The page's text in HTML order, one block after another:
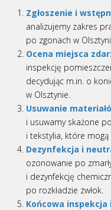
Zgłoszenie i
analizujemy zakres
po zgonach w
Ocena miejsca
inspekcję
decydując m.in. o
w Olsztynie.
Usuwanie
i usuwamy skażone
i tekstylia, które
Dezynfekcja i
ozonowanie po
i dezynfekcję
po rozkładzie zwłok.
Końcowa